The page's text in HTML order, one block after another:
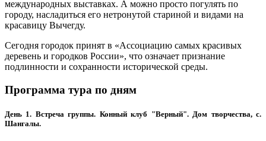
международных выставках. А можно просто погулять по
городу, насладиться его нетронутой стариной и видами на
красавицу Вычегду.
Сегодня городок принят в «Ассоциацию самых красивых
деревень и городков России», что означает признание
подлинности и сохранности исторической среды.
Программа тура по дням
День 1. Встреча группы. Конный клуб "Верный". Дом творчества, с.
Шангалы.